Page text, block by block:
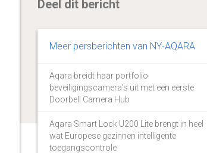
Deel dit bericht
Meer persberichten van NY-AQARA
Aqara breidt haar portfolio
beveiligingscamera’s uit met een eerste
Doorbell Camera Hub
Aqara Smart Lock U200 Lite brengt in heel
wat Europese gezinnen intelligente
toegangscontrole